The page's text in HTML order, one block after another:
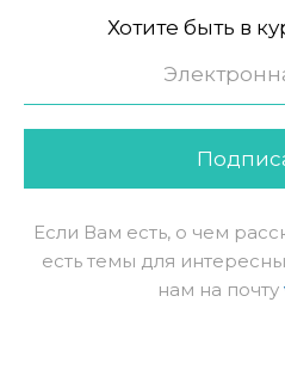
Хотите быть в
Если Вам есть, о чем
есть темы для
нам на почту